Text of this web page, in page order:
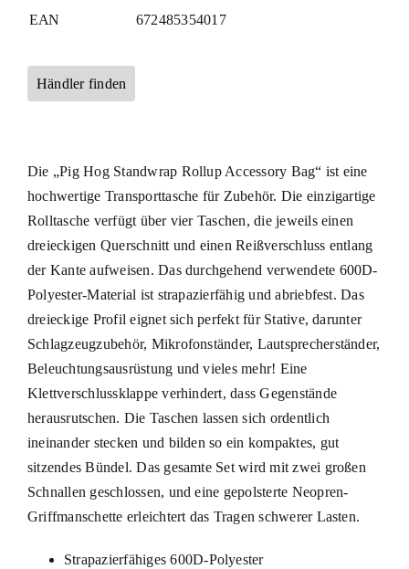
EAN 672485354017
Händler finden
Die „Pig Hog Standwrap Rollup Accessory Bag“ ist eine
hochwertige Transporttasche für Zubehör. Die einzigartige
Rolltasche verfügt über vier Taschen, die jeweils einen
dreieckigen Querschnitt und einen Reißverschluss entlang
der Kante aufweisen. Das durchgehend verwendete 600D-
Polyester-Material ist strapazierfähig und abriebfest. Das
dreieckige Profil eignet sich perfekt für Stative, darunter
Schlagzeugzubehör, Mikrofonständer, Lautsprecherständer,
Beleuchtungsausrüstung und vieles mehr! Eine
Klettverschlussklappe verhindert, dass Gegenstände
herausrutschen. Die Taschen lassen sich ordentlich
ineinander stecken und bilden so ein kompaktes, gut
sitzendes Bündel. Das gesamte Set wird mit zwei großen
Schnallen geschlossen, und eine gepolsterte Neopren-
Griffmanschette erleichtert das Tragen schwerer Lasten.
Strapazierfähiges 600D-Polyester